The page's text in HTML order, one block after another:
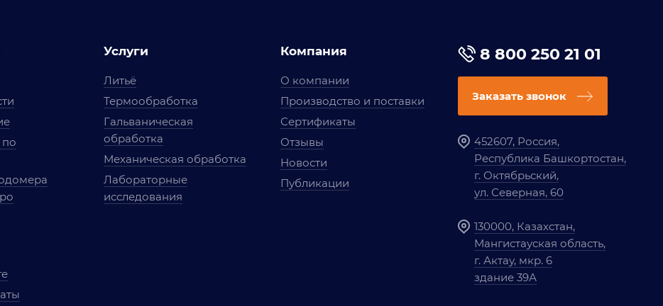
Услуги
Литьё
Термообработка
Гальваническая
обработка
Механическая обработка
Лабораторные
исследования
Компания
О компании
Производство и поставки
Сертификаты
Отзывы
Новости
Публикации
8 800 250 21 01
Заказать звонок
452607, Россия,
Республика Башкортостан,
г. Октябрьский,
ул. Северная, 60
130000, Казахстан,
Мангистауская область,
г. Актау, мкр. 6
здание 39А